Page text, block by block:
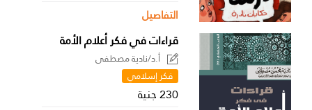
التفاصيل
قراءات في فكر أعلام الأمة
أ.د/نادية مصطفى
فكر إسلامي
230 جنية